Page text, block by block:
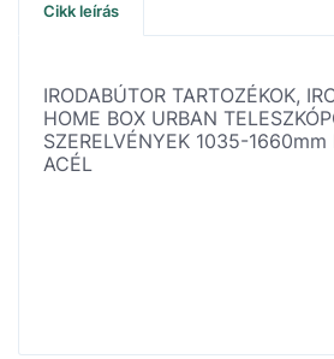
Cikk leírás
IRODABÚTOR TARTOZÉKOK,
HOME BOX URBAN
SZERELVÉNYEK 1035-1660mm
ACÉL